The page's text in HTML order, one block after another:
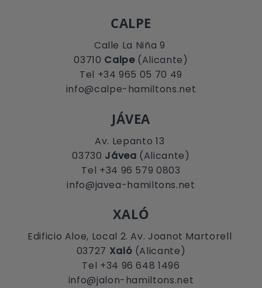
CALPE
Calle La Niña 9
03710 Calpe(Alicante)
Tel +34 965 05 70 49
info@calpe-hamiltons.net
JÁVEA
Av. Lepanto 13
03730 Jávea (Alicante)
Tel +34 96 579 0803
info@javea-hamiltons.net
XALÓ
Edificio Aloe, Local 2. Av. Joanot Martorell
03727 Xaló (Alicante)
Tel +34 96 648 1496
info@jalon-hamiltons.net